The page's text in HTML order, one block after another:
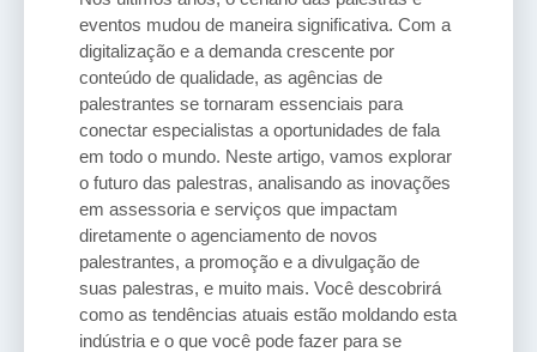
eventos mudou de maneira significativa. Com a
digitalização e a demanda crescente por
conteúdo de qualidade, as agências de
palestrantes se tornaram essenciais para
conectar especialistas a oportunidades de fala
em todo o mundo. Neste artigo, vamos explorar
o futuro das palestras, analisando as inovações
em assessoria e serviços que impactam
diretamente o agenciamento de novos
palestrantes, a promoção e a divulgação de
suas palestras, e muito mais. Você descobrirá
como as tendências atuais estão moldando esta
indústria e o que você pode fazer para se